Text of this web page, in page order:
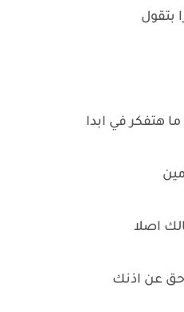
بتقول
هتفكر في ابدا
اصلا
عن اذنك